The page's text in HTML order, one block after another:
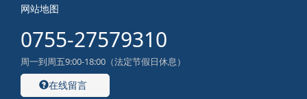
网站地图
0755-27579310
周一到周五9:00-18:00（法定节假日休息）
在线留言